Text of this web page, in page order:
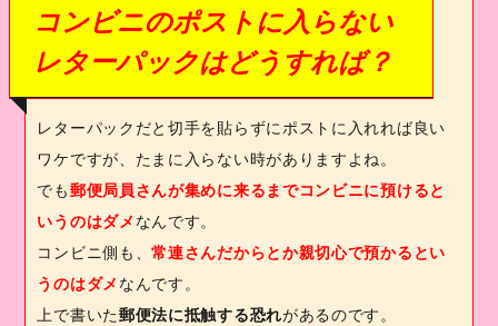
コンビニのポストに入らない
レターパックはどうすれば？
レターパックだと切手を貼らずにポストに入れれば良い
ワケですが、たまに入らない時がありますよね。
でも郵便局員さんが集めに来るまでコンビニに預けると
いうのはダメ なんです。
コンビニ側も、常連さんだからとか親切心で預かるとい
うのはダメ なんです。
上で書いた郵便法に抵触する恐れがあるのです。